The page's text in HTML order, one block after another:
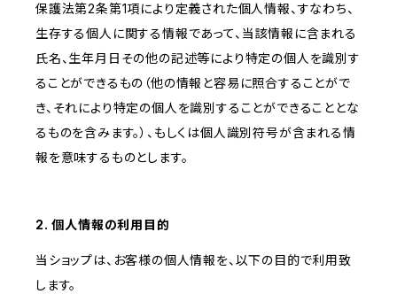
保護法第2条第1項により定義された個人情報、すなわち、
生存する個人に関する情報であって、当該情報に含まれる
氏名、生年月日その他の記述等により特定の個人を識別す
ることができるもの（他の情報と容易に照合することがで
き、それにより特定の個人を識別することができることとな
るものを含みます。）、もしくは個人識別符号が含まれる情
報を意味するものとします。
2. 個人情報の利用目的
当ショップは、お客様の個人情報を、以下の目的で利用致
します。